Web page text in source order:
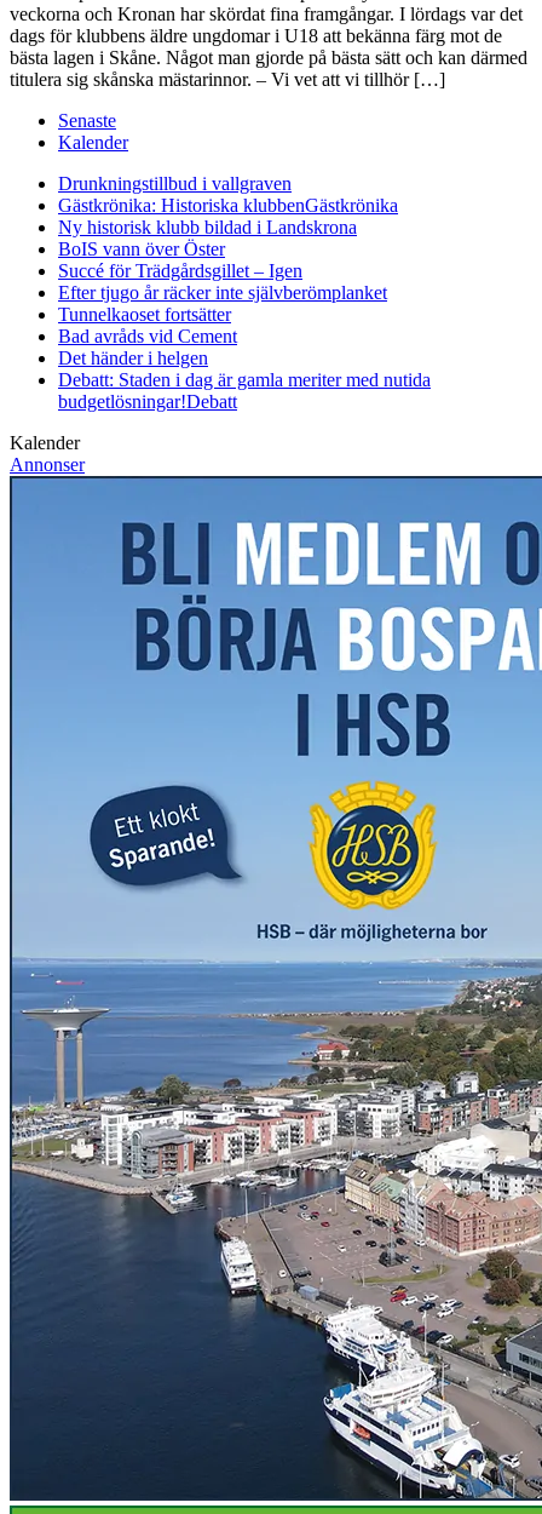
veckorna och Kronan har skördat fina framgångar. I lördags var det
dags för klubbens äldre ungdomar i U18 att bekänna färg mot de
bästa lagen i Skåne. Något man gjorde på bästa sätt och kan därmed
titulera sig skånska mästarinnor. – Vi vet att vi tillhör […]
Senaste
Kalender
Drunkningstillbud i vallgraven
Gästkrönika: Historiska klubbenGästkrönika
Ny historisk klubb bildad i Landskrona
BoIS vann över Öster
Succé för Trädgårdsgillet – Igen
Efter tjugo år räcker inte självberömplanket
Tunnelkaoset fortsätter
Bad avråds vid Cement
Det händer i helgen
Debatt: Staden i dag är gamla meriter med nutida
budgetlösningar!Debatt
Kalender
Annonser